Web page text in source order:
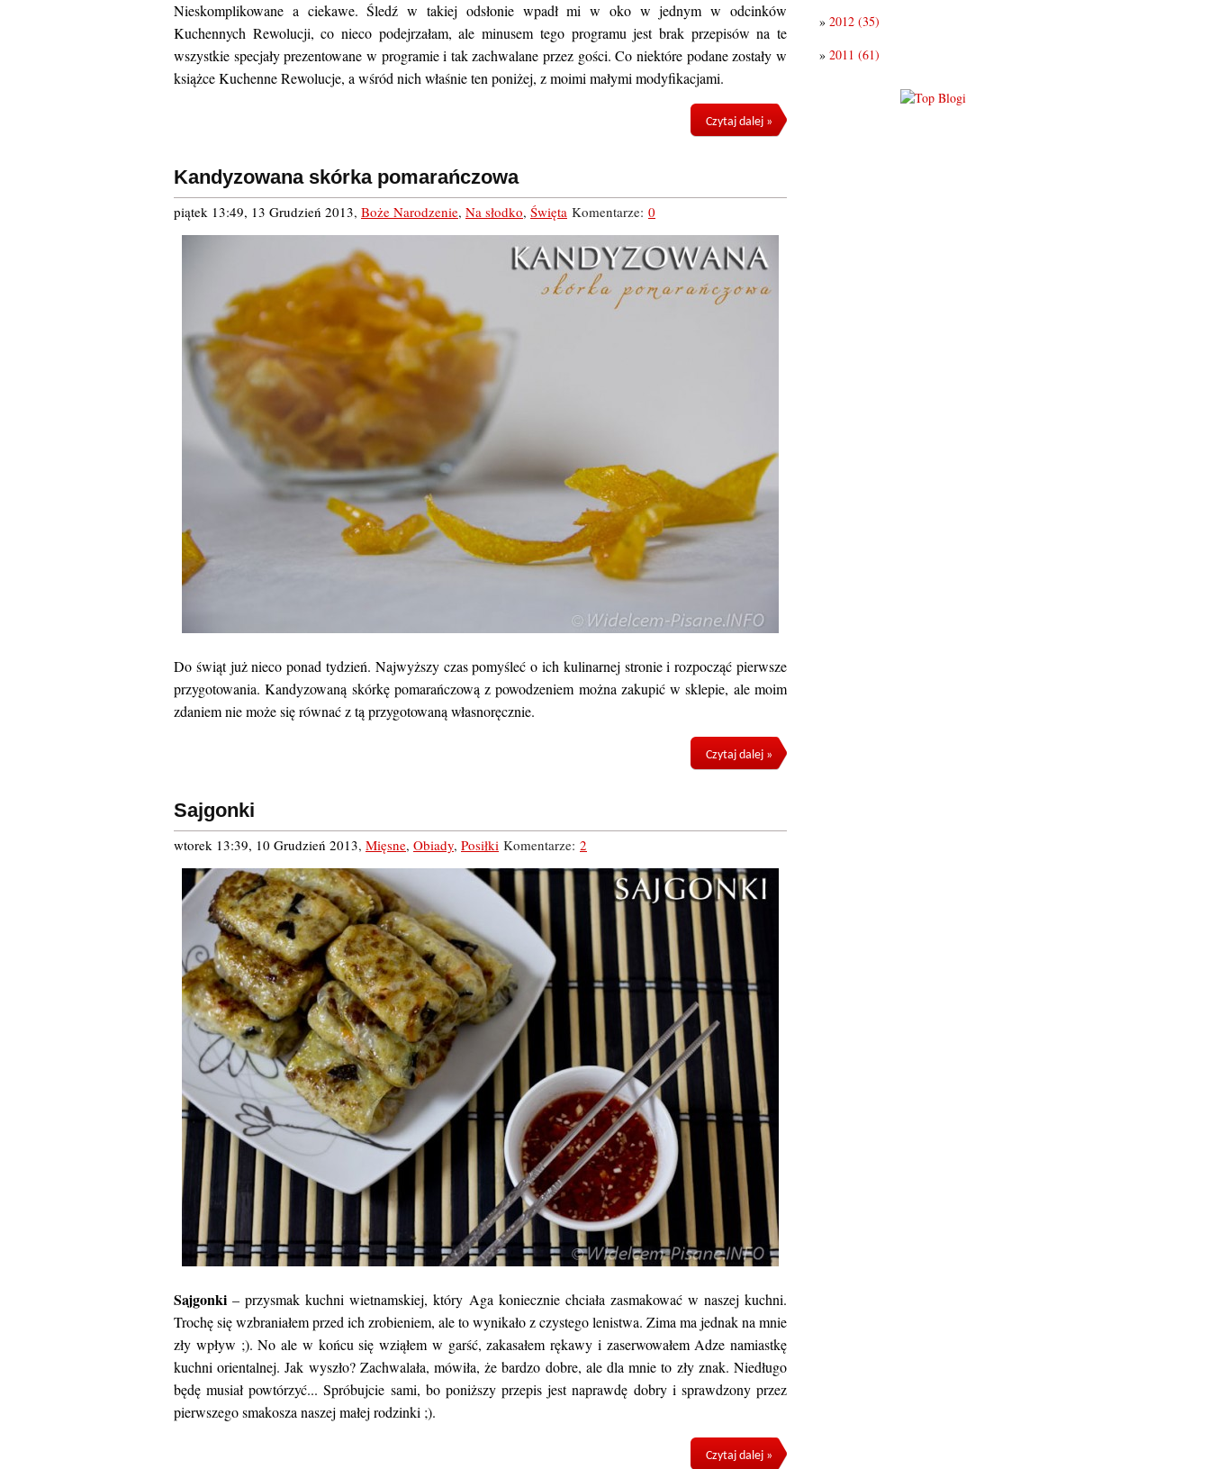
» 2012 (35)
» 2011 (61)
Nieskomplikowane a ciekawe. Śledź w takiej odsłonie wpadł mi w oko w jednym w odcinków
Kuchennych Rewolucji, co nieco podejrzałam, ale minusem tego programu jest brak przepisów na te
wszystkie specjały prezentowane w programie i tak zachwalane przez gości. Co niektóre podane zostały w
książce Kuchenne Rewolucje, a wśród nich właśnie ten poniżej, z moimi małymi modyfikacjami.
Czytaj dalej »
Kandyzowana skórka pomarańczowa
piątek 13:49, 13 Grudzień 2013, Boże Narodzenie, Na słodko, Święta Komentarze: 0
Do świąt już nieco ponad tydzień. Najwyższy czas pomyśleć o ich kulinarnej stronie i rozpocząć pierwsze
przygotowania. Kandyzowaną skórkę pomarańczową z powodzeniem można zakupić w sklepie, ale moim
zdaniem nie może się równać z tą przygotowaną własnoręcznie.
Czytaj dalej »
Sajgonki
wtorek 13:39, 10 Grudzień 2013, Mięsne, Obiady, Posiłki Komentarze: 2
Sajgonki – przysmak kuchni wietnamskiej, który Aga koniecznie chciała zasmakować w naszej kuchni.
Trochę się wzbraniałem przed ich zrobieniem, ale to wynikało z czystego lenistwa. Zima ma jednak na mnie
zły wpływ ;). No ale w końcu się wziąłem w garść, zakasałem rękawy i zaserwowałem Adze namiastkę
kuchni orientalnej. Jak wyszło? Zachwalała, mówiła, że bardzo dobre, ale dla mnie to zły znak. Niedługo
będę musiał powtórzyć... Spróbujcie sami, bo poniższy przepis jest naprawdę dobry i sprawdzony przez
pierwszego smakosza naszej małej rodzinki ;).
Czytaj dalej »